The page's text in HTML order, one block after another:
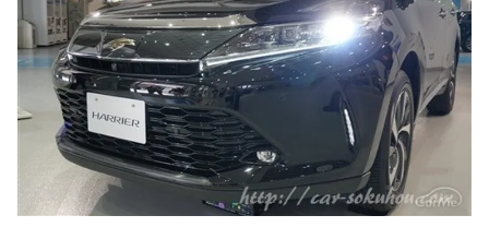
ターボ車の内装・インテリア
特徴２：メーターも専用デザインに…
新型ハリアーのターボ車のメーター
新型ハリアー ターボ車の内装画像レビュー：シ
ート編
ターボ車のフロントシート